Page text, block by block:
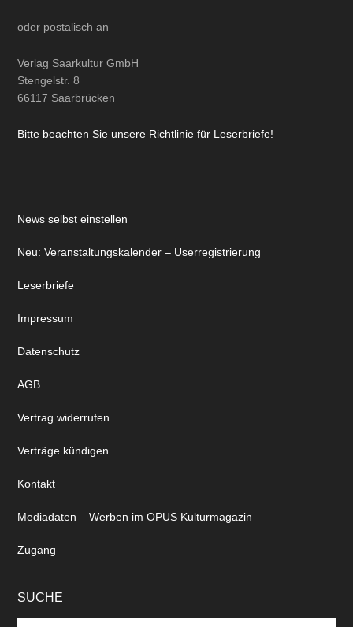
oder postalisch an
Verlag Saarkultur GmbH
Stengelstr. 8
66117 Saarbrücken
Bitte beachten Sie unsere Richtlinie für Leserbriefe!
News selbst einstellen
Neu: Veranstaltungskalender – Userregistrierung
Leserbriefe
Impressum
Datenschutz
AGB
Vertrag widerrufen
Verträge kündigen
Kontakt
Mediadaten – Werben im OPUS Kulturmagazin
Zugang
SUCHE